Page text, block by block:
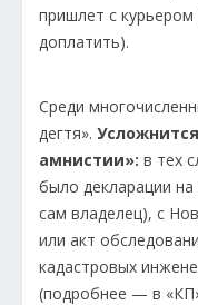
пришлет с курьером
доплатить).
Среди
дегтя».
амнистии»: в тех
было декларации
сам владелец), с
или акт
кадастровых
(подробнее — в «КП